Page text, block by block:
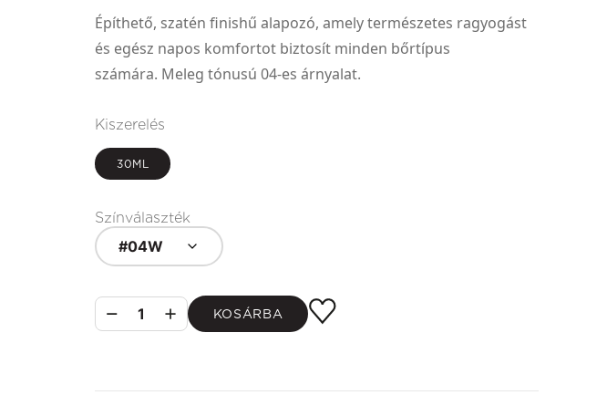
Építhető, szatén finishű alapozó, amely természetes ragyogást
és egész napos komfortot biztosít minden bőrtípus
számára. Meleg tónusú 04-es árnyalat.
Kiszerelés
30ML
Színválaszték
#04W
1 KOSÁRBA